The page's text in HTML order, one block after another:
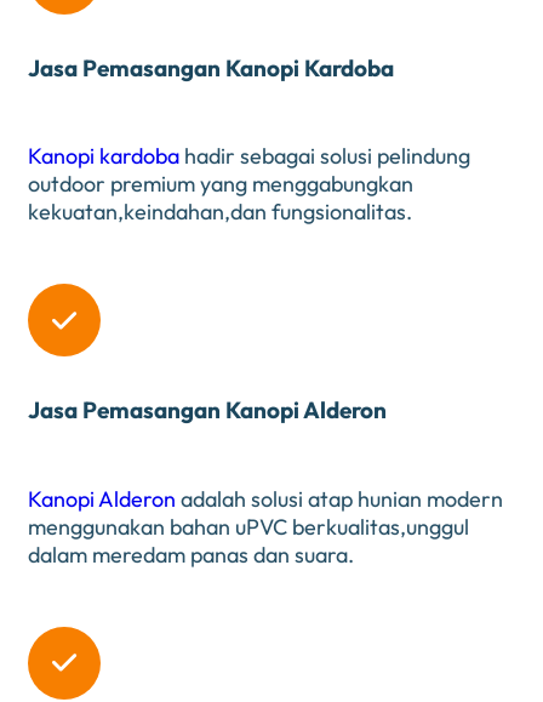
Jasa Pemasangan Kanopi Kardoba
Kanopi kardoba hadir sebagai solusi pelindung
outdoor premium yang menggabungkan
kekuatan,keindahan,dan fungsionalitas.

Jasa Pemasangan Kanopi Alderon
Kanopi Alderon adalah solusi atap hunian modern
menggunakan bahan uPVC berkualitas,unggul
dalam meredam panas dan suara.
